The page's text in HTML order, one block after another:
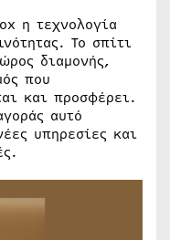
η τεχνολογία
Το σπίτι
διαμονής,
που
και προσφέρει.
αυτό
υπηρεσίες και